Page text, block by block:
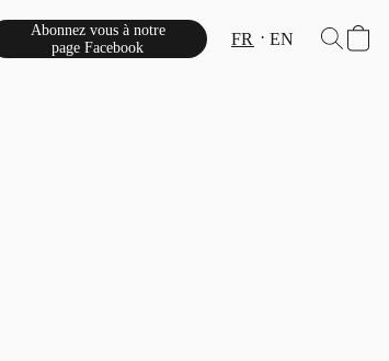
Abonnez vous à notre
page Facebook
FR EN